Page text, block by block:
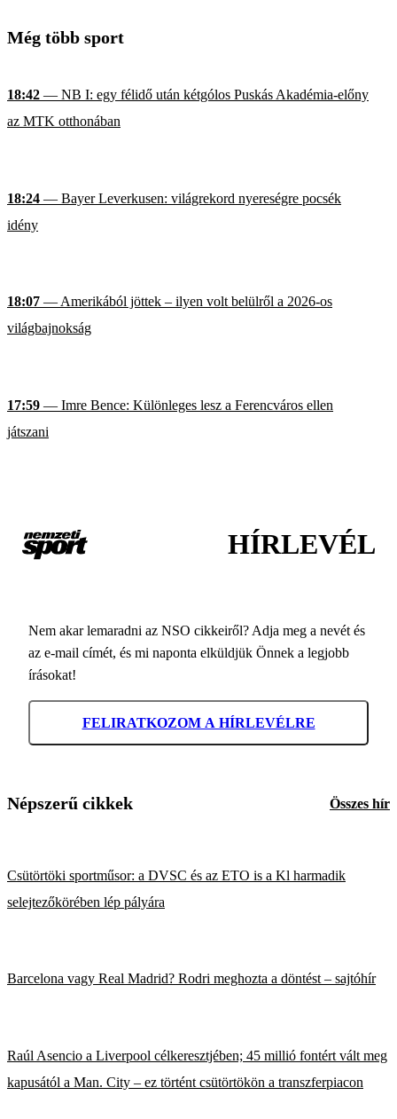
Még több sport
18:42 — NB I: egy félidő után kétgólos Puskás Akadémia-előny
az MTK otthonában
18:24 — Bayer Leverkusen: világrekord nyereségre pocsék
idény
18:07 — Amerikából jöttek – ilyen volt belülről a 2026-os
világbajnokság
17:59 — Imre Bence: Különleges lesz a Ferencváros ellen
játszani
HÍRLEVÉL
Nem akar lemaradni az NSO cikkeiről? Adja meg a nevét és
az e-mail címét, és mi naponta elküldjük Önnek a legjobb
írásokat!
FELIRATKOZOM A HÍRLEVÉLRE
Népszerű cikkek Összes hír
Csütörtöki sportműsor: a DVSC és az ETO is a Kl harmadik
selejtezőkörében lép pályára
Barcelona vagy Real Madrid? Rodri meghozta a döntést – sajtóhír
Raúl Asencio a Liverpool célkeresztjében; 45 millió fontért vált meg
kapusától a Man. City – ez történt csütörtökön a transzferpiacon